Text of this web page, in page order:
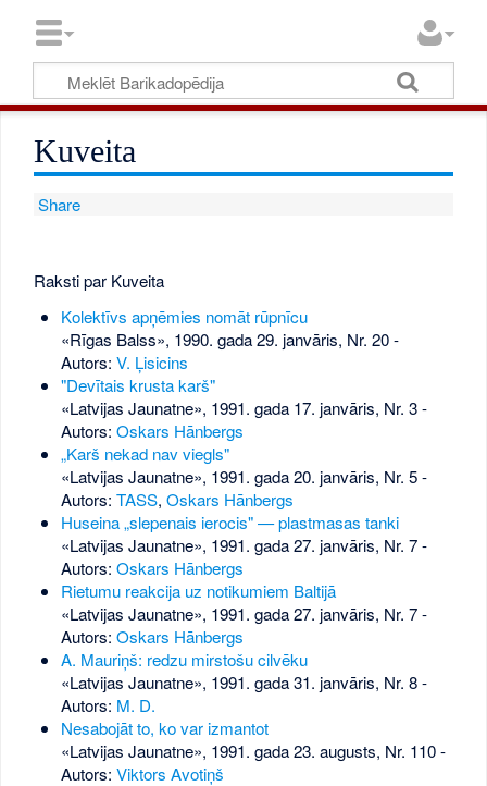
Kuveita
Share
Raksti par Kuveita
Kolektīvs apņēmies nomāt rūpnīcu
«Rīgas Balss», 1990. gada 29. janvāris, Nr. 20-
Autors: V. Ļisicins
"Devītais krusta karš"
«Latvijas Jaunatne», 1991. gada 17. janvāris, Nr. 3-
Autors: Oskars Hānbergs
„Karš nekad nav viegls"
«Latvijas Jaunatne», 1991. gada 20. janvāris, Nr. 5-
Autors: TASS, Oskars Hānbergs
Huseina „slepenais ierocis" — plastmasas tanki
«Latvijas Jaunatne», 1991. gada 27. janvāris, Nr. 7-
Autors: Oskars Hānbergs
Rietumu reakcija uz notikumiem Baltijā
«Latvijas Jaunatne», 1991. gada 27. janvāris, Nr. 7-
Autors: Oskars Hānbergs
A. Mauriņš: redzu mirstošu cilvēku
«Latvijas Jaunatne», 1991. gada 31. janvāris, Nr. 8-
Autors: M. D.
Nesabojāt to, ko var izmantot
«Latvijas Jaunatne», 1991. gada 23. augusts, Nr. 110-
Autors: Viktors Avotiņš